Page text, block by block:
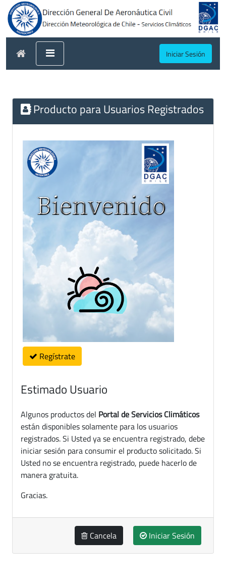
Iniciar Sesión
Producto para Usuarios Registrados
Regístrate
Estimado Usuario
Algunos productos del Portal de Servicios Climáticos
están disponibles solamente para los usuarios
registrados. Si Usted ya se encuentra registrado, debe
iniciar sesión para consumir el producto solicitado. Si
Usted no se encuentra registrado, puede hacerlo de
manera gratuita.
Gracias.
Cancela Iniciar Sesión